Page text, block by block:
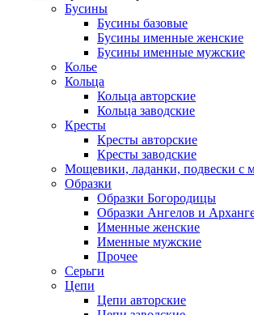
Бусины
Бусины базовые
Бусины именные женские
Бусины именные мужские
Колье
Кольца
Кольца авторские
Кольца заводские
Кресты
Кресты авторские
Кресты заводские
Мощевики, ладанки, подвески с
Образки
Образки Богородицы
Образки Ангелов и
Именные женские
Именные мужские
Прочее
Серьги
Цепи
Цепи авторские